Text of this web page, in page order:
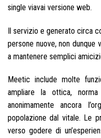
single viavai versione web.
Il servizio e generato circa
persone nuove, non dunque
a mantenere semplici
Meetic include molte
ampliare la ottica,
anonimamente ancora
popolazione dal vitale. Le
verso godere di